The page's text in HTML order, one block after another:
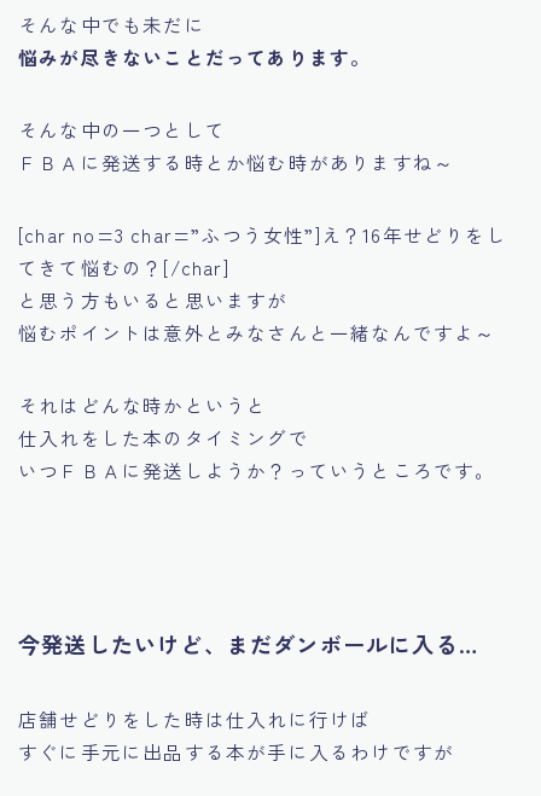
そんな中でも未だに
悩みが尽きないことだってあります。
そんな中の一つとして
ＦＢＡに発送する時とか悩む時がありますね～
[char no=3 char=”ふつう女性”]え？16年せどりをし
てきて悩むの？[/char]
と思う方もいると思いますが
悩むポイントは意外とみなさんと一緒なんですよ～
それはどんな時かというと
仕入れをした本のタイミングで
いつＦＢＡに発送しようか？っていうところです。
今発送したいけど、まだダンボールに入る…
店舗せどりをした時は仕入れに行けば
すぐに手元に出品する本が手に入るわけですが